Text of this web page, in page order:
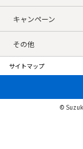
キャンペーン
その他
サイトマップ
©